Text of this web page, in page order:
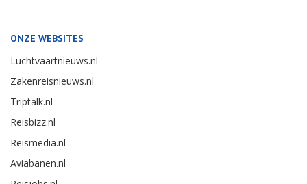
ONZE WEBSITES
Luchtvaartnieuws.nl
Zakenreisnieuws.nl
Triptalk.nl
Reisbizz.nl
Reismedia.nl
Aviabanen.nl